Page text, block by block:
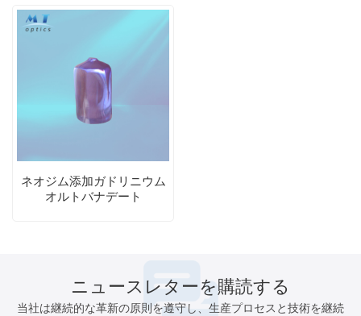
ネオジム添加ガドリニウム
オルトバナデート
ニュースレターを購読する
当社は継続的な革新の原則を遵守し、生産プロセスと技術を継続